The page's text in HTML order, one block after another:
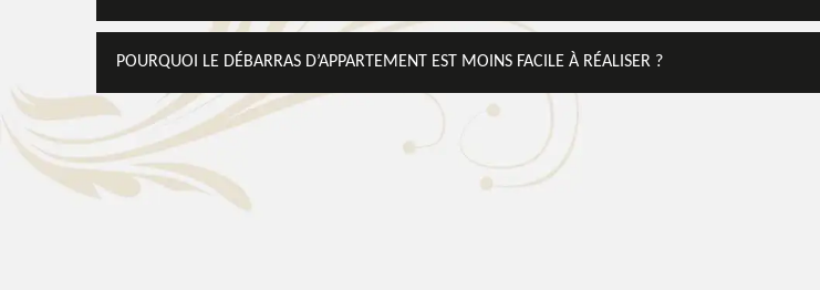
POURQUOI LE DÉBARRAS D’APPARTEMENT EST MOINS FACILE À RÉALISER ?